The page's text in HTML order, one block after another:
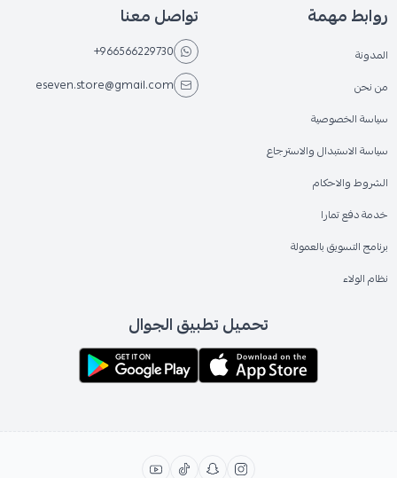
روابط مهمة
المدونة
من نحن
سياسة الخصوصية
سياسة الاستبدال والاسترجاع
الشروط والاحكام
خدمة دفع تمارا
برنامج التسويق بالعمولة
نظام الولاء
تواصل معنا
+966566229730
eseven.store@gmail.com
تحميل تطبيق الجوال